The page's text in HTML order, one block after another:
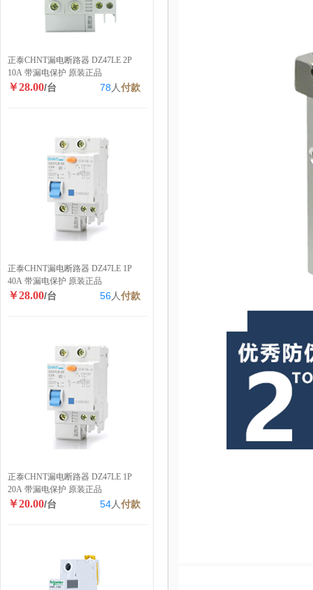
正泰CHNT漏电断路器 DZ47LE 2P
10A 带漏电保护 原装正品
￥28.00/台 78 人付款
正泰CHNT漏电断路器 DZ47LE 1P
40A 带漏电保护 原装正品
￥28.00/台 56人付款
正泰CHNT漏电断路器 DZ47LE 1P
20A 带漏电保护 原装正品
￥20.00/台 54人付款